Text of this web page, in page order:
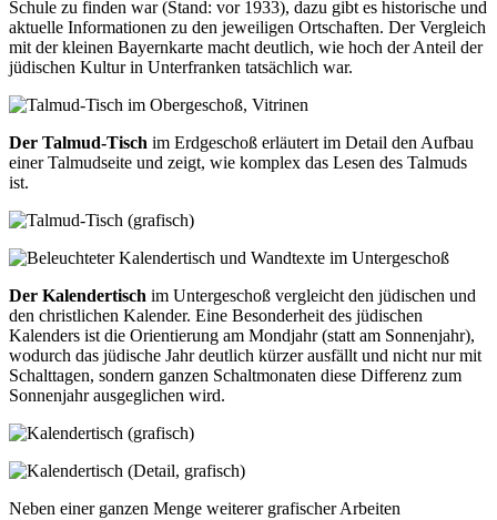
Schule zu finden war (Stand: vor 1933), dazu gibt es historische und
aktuelle Informationen zu den jeweiligen Ortschaften. Der Vergleich
mit der kleinen Bayernkarte macht deutlich, wie hoch der Anteil der
jüdischen Kultur in Unterfranken tatsächlich war.
Der Talmud-Tisch im Erdgeschoß erläutert im Detail den Aufbau
einer Talmudseite und zeigt, wie komplex das Lesen des Talmuds
ist.
Der Kalendertisch im Untergeschoß vergleicht den jüdischen und
den christlichen Kalender. Eine Besonderheit des jüdischen
Kalenders ist die Orientierung am Mondjahr (statt am Sonnenjahr),
wodurch das jüdische Jahr deutlich kürzer ausfällt und nicht nur mit
Schalttagen, sondern ganzen Schaltmonaten diese Differenz zum
Sonnenjahr ausgeglichen wird.
Neben einer ganzen Menge weiterer grafischer Arbeiten